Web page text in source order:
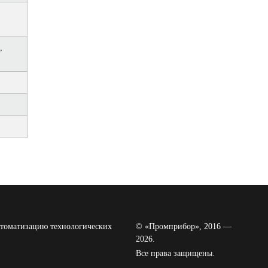
технологических
© «Промприбор», 2016 —
2026.
Все права защищены.